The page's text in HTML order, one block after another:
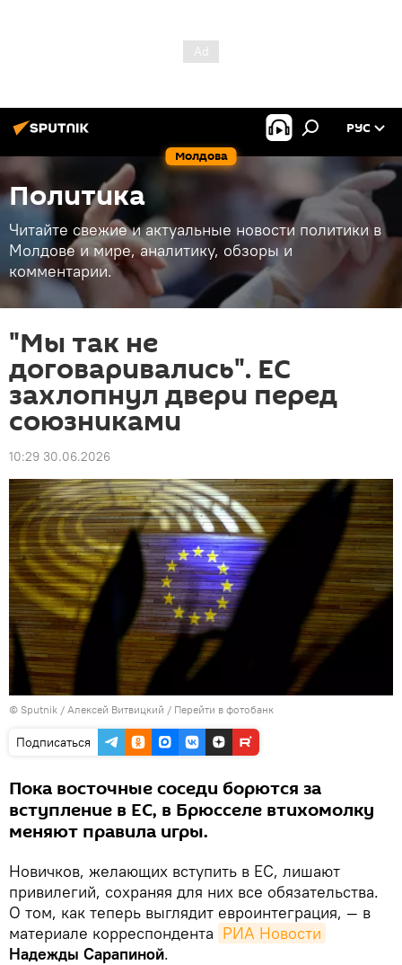
Молдова
РУС
Политика
Читайте свежие и актуальные новости политики в
Молдове и мире, аналитику, обзоры и
комментарии.
"Мы так не
договаривались". ЕС
захлопнул двери перед
союзниками
10:29 30.06.2026
© Sputnik / Алексей Витвицкий / Перейти в фотобанк
Подписаться
Пока восточные соседи борются за
вступление в ЕС, в Брюсселе втихомолку
меняют правила игры.
Новичков, желающих вступить в ЕС, лишают
привилегий, сохраняя для них все обязательства.
О том, как теперь выглядит евроинтеграция, — в
материале корреспондента РИА Новости
Надежды Сарапиной.